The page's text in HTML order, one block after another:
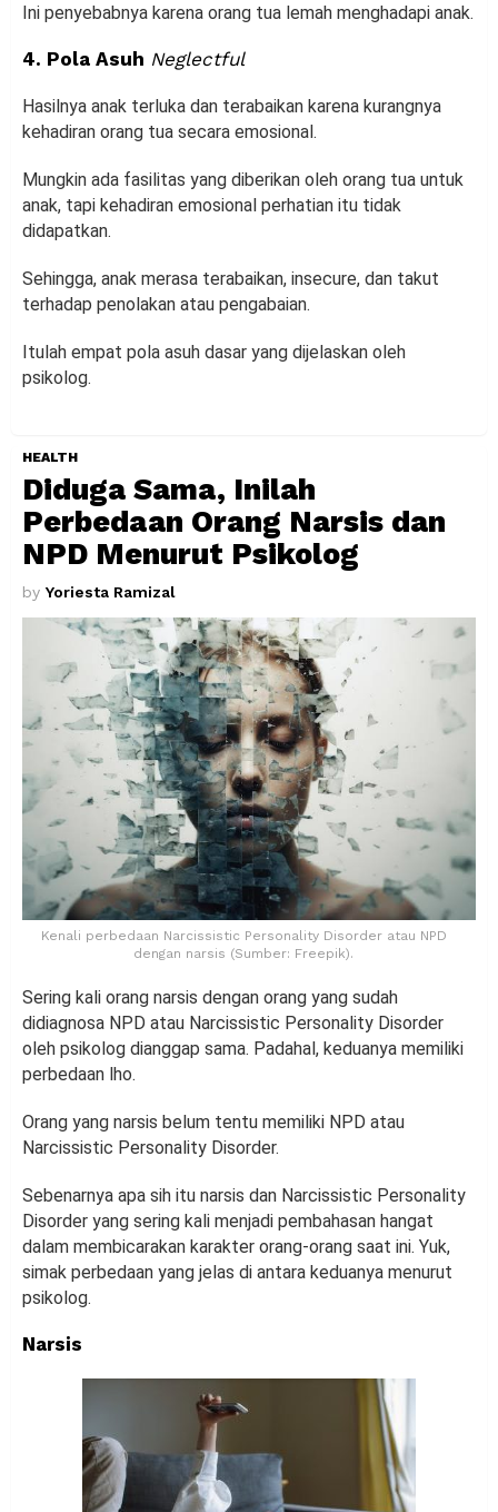
Ini penyebabnya karena orang tua lemah menghadapi anak.
4. Pola Asuh Neglectful
Hasilnya anak terluka dan terabaikan karena kurangnya
kehadiran orang tua secara emosional.
Mungkin ada fasilitas yang diberikan oleh orang tua untuk
anak, tapi kehadiran emosional perhatian itu tidak
didapatkan.
Sehingga, anak merasa terabaikan, insecure, dan takut
terhadap penolakan atau pengabaian.
Itulah empat pola asuh dasar yang dijelaskan oleh
psikolog.
HEALTH
Diduga Sama, Inilah
Perbedaan Orang Narsis dan
NPD Menurut Psikolog
by Yoriesta Ramizal
Kenali perbedaan Narcissistic Personality Disorder atau NPD
dengan narsis (Sumber: Freepik).
Sering kali orang narsis dengan orang yang sudah
didiagnosa NPD atau Narcissistic Personality Disorder
oleh psikolog dianggap sama. Padahal, keduanya memiliki
perbedaan lho.
Orang yang narsis belum tentu memiliki NPD atau
Narcissistic Personality Disorder.
Sebenarnya apa sih itu narsis dan Narcissistic Personality
Disorder yang sering kali menjadi pembahasan hangat
dalam membicarakan karakter orang-orang saat ini. Yuk,
simak perbedaan yang jelas di antara keduanya menurut
psikolog.
Narsis